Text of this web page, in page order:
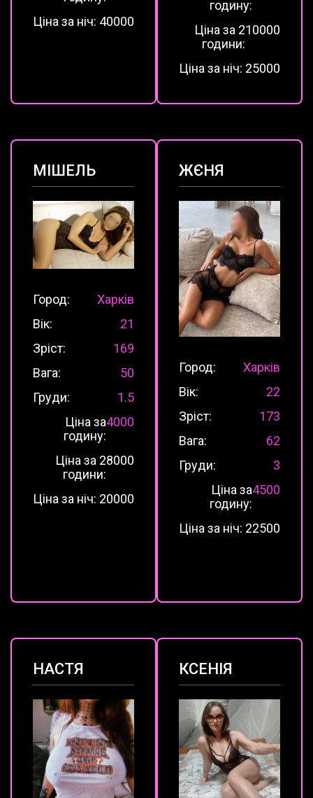
Ціна за ніч: 40000
годину:
Ціна за 2
години:
10000
Ціна за ніч: 25000
МІШЕЛЬ
Город:
Харків
Вік:
21
Зріст:
169
Вага:
50
Груди:
1.5
Ціна за
годину:
4000
Ціна за 2
години:
8000
Ціна за ніч: 20000
ЖЄНЯ
Город:
Харків
Вік:
22
Зріст:
173
Вага:
62
Груди:
3
Ціна за
годину:
4500
Ціна за ніч: 22500
НАСТЯ КСЕНІЯ